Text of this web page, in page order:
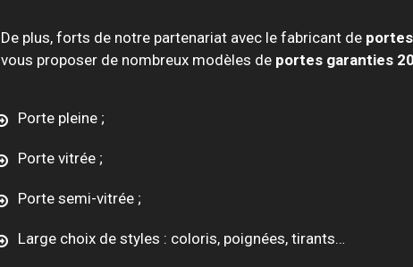
De plus, forts de notre partenariat avec le fabricant de
vous proposer de nombreux modèles de portes garanties
Porte pleine ;
Porte vitrée ;
Porte semi-vitrée ;
Large choix de styles : coloris, poignées, tirants…